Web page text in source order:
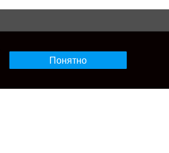
Понятно